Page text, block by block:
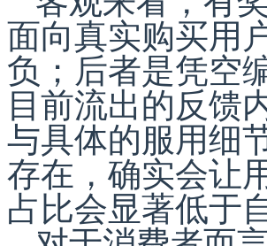
面向真实购买用
负；后者是凭空
目前流出的反馈
与具体的服用细
存在，确实会让
占比会显著低于